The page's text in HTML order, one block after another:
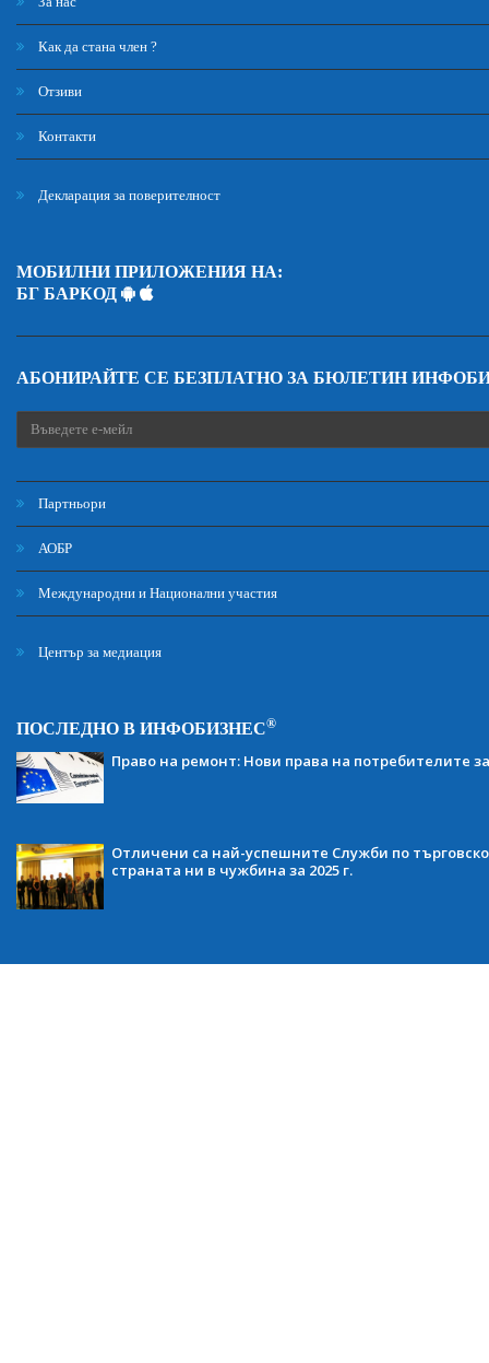
Как да стана член ?
Отзиви
Контакти
Декларация за поверителност
МОБИЛНИ ПРИЛОЖЕНИЯ НА:
БГ БАРКОД
АБОНИРАЙТЕ СЕ БЕЗПЛАТНО ЗА БЮЛЕТИН
Партньори
АОБР
Международни и Национални участия
Център за медиация
ПОСЛЕДНО В ИНФОБИЗНЕС®
Право на ремонт: Нови права на потребителите
Отличени са най-успешните Служби по
страната ни в чужбина за 2025 г.